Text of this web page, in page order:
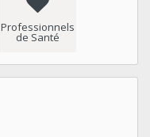
Professionnels
de Santé